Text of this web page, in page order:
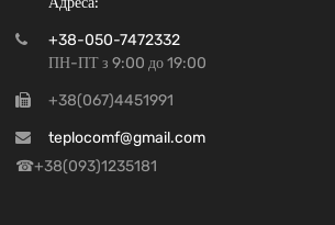
+38-050-7472332
ПН-ПТ з 9:00 до 19:00
+38(067)4451991
teplocomf@gmail.com
☎+38(093)1235181